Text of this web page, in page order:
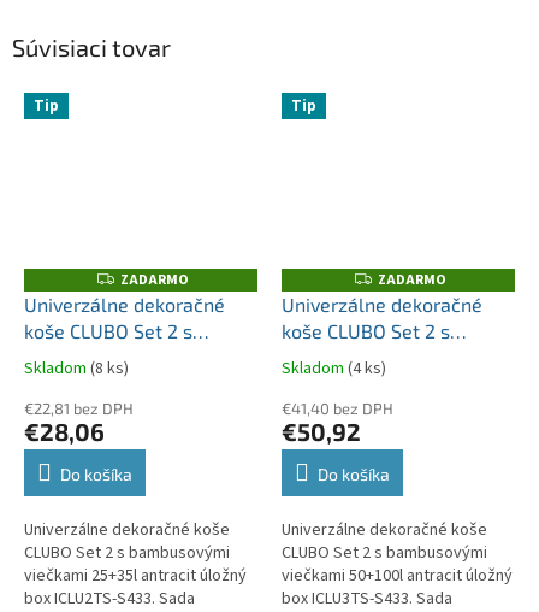
Súvisiaci tovar
Tip
Z
A
D
A
M
O
ZADARMO
Univerzálne dekoračné
koše CLUBO Set 2 s
bambusovými viečkami
25+35l antracit úložný box
ICLU2TS-S433
Skladom (8 ks)
€22,81 bez DPH
€28,06
Do košíka
Univerzálne dekoračné koše
CLUBO Set 2 s bambusovými
viečkami 25+35l antracit úložný
box ICLU2TS-S433. Sada
Tip
Z
A
D
A
M
O
ZADARMO
Univerzálne dekoračné
koše CLUBO Set 2 s
bambusovými viečkami
50+100l antracit úložný
box ICLU3TS-S433
Skladom (4 ks)
€41,40 bez DPH
€50,92
Do košíka
Univerzálne dekoračné koše
CLUBO Set 2 s bambusovými
viečkami 50+100l antracit úložný
box ICLU3TS-S433. Sada